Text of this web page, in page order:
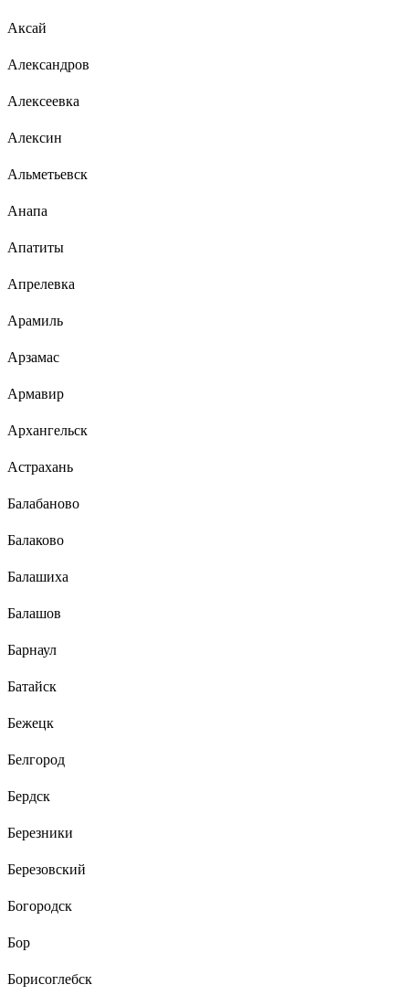
Аксай
Александров
Алексеевка
Алексин
Альметьевск
Анапа
Апатиты
Апрелевка
Арамиль
Арзамас
Армавир
Архангельск
Астрахань
Балабаново
Балаково
Балашиха
Балашов
Барнаул
Батайск
Бежецк
Белгород
Бердск
Березники
Березовский
Богородск
Бор
Борисоглебск